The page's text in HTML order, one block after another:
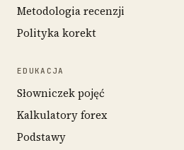
Metodologia recenzji
Polityka korekt
EDUKACJA
Słowniczek pojęć
Kalkulatory forex
Podstawy